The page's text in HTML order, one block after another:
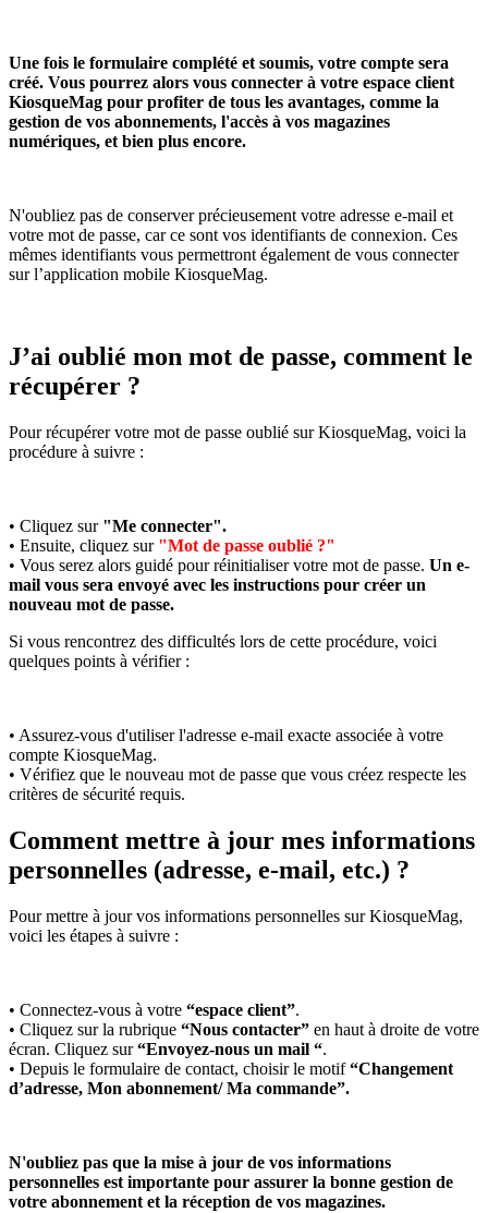
Une fois le formulaire complété et soumis, votre compte sera
créé. Vous pourrez alors vous connecter à votre espace client
KiosqueMag pour profiter de tous les avantages, comme la
gestion de vos abonnements, l'accès à vos magazines
numériques, et bien plus encore.
N'oubliez pas de conserver précieusement votre adresse e-mail et
votre mot de passe, car ce sont vos identifiants de connexion. Ces
mêmes identifiants vous permettront également de vous connecter
sur l’application mobile KiosqueMag.
J’ai oublié mon mot de passe, comment le
récupérer ?
Pour récupérer votre mot de passe oublié sur KiosqueMag, voici la
procédure à suivre :
• Cliquez sur"Me connecter".
• Ensuite, cliquez sur"Mot de passe oublié ?"
• Vous serez alors guidé pour réinitialiser votre mot de passe. Un e-
mail vous sera envoyé avec les instructions pour créer un
nouveau mot de passe.
Si vous rencontrez des difficultés lors de cette procédure, voici
quelques points à vérifier :
• Assurez-vous d'utiliser l'adresse e-mail exacte associée à votre
compte KiosqueMag.
• Vérifiez que le nouveau mot de passe que vous créez respecte les
critères de sécurité requis.
Comment mettre à jour mes informations
personnelles (adresse, e-mail, etc.) ?
Pour mettre à jour vos informations personnelles sur KiosqueMag,
voici les étapes à suivre :
• Connectez-vous à votre “espace client”.
• Cliquez sur la rubrique “Nous contacter” en haut à droite de votre
écran. Cliquez sur“Envoyez-nous un mail “.
• Depuis le formulaire de contact, choisir le motif“Changement
d’adresse, Mon abonnement/ Ma commande”.
N'oubliez pas que la mise à jour de vos informations
personnelles est importante pour assurer la bonne gestion de
votre abonnement et la réception de vos magazines.